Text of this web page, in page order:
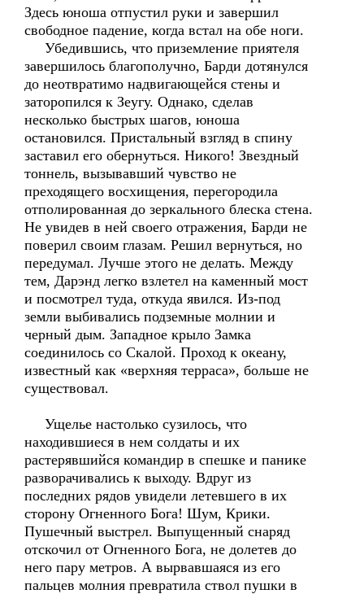
Здесь юноша отпустил руки и завершил
свободное падение, когда встал на обе ноги.
Убедившись, что приземление приятеля
завершилось благополучно, Барди дотянулся
до неотвратимо надвигающейся стены и
заторопился к Зеугу. Однако, сделав
несколько быстрых шагов, юноша
остановился. Пристальный взгляд в спину
заставил его обернуться. Никого! Звездный
тоннель, вызывавший чувство не
преходящего восхищения, перегородила
отполированная до зеркального блеска стена.
Не увидев в ней своего отражения, Барди не
поверил своим глазам. Решил вернуться, но
передумал. Лучше этого не делать. Между
тем, Дарэнд легко взлетел на каменный мост
и посмотрел туда, откуда явился. Из-под
земли выбивались подземные молнии и
черный дым. Западное крыло Замка
соединилось со Скалой. Проход к океану,
известный как «верхняя терраса», больше не
существовал.
Ущелье настолько сузилось, что
находившиеся в нем солдаты и их
растерявшийся командир в спешке и панике
разворачивались к выходу. Вдруг из
последних рядов увидели летевшего в их
сторону Огненного Бога! Шум, Крики.
Пушечный выстрел. Выпущенный снаряд
отскочил от Огненного Бога, не долетев до
него пару метров. А вырвавшаяся из его
пальцев молния превратила ствол пушки в